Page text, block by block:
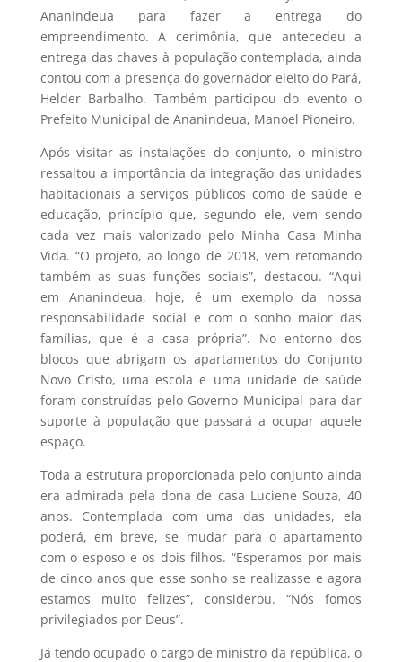
Ananindeua para fazer a entrega do
empreendimento. A cerimônia, que antecedeu a
entrega das chaves à população contemplada, ainda
contou com a presença do governador eleito do Pará,
Helder Barbalho. Também participou do evento o
Prefeito Municipal de Ananindeua, Manoel Pioneiro.
Após visitar as instalações do conjunto, o ministro
ressaltou a importância da integração das unidades
habitacionais a serviços públicos como de saúde e
educação, princípio que, segundo ele, vem sendo
cada vez mais valorizado pelo Minha Casa Minha
Vida. “O projeto, ao longo de 2018, vem retomando
também as suas funções sociais”, destacou. “Aqui
em Ananindeua, hoje, é um exemplo da nossa
responsabilidade social e com o sonho maior das
famílias, que é a casa própria”. No entorno dos
blocos que abrigam os apartamentos do Conjunto
Novo Cristo, uma escola e uma unidade de saúde
foram construídas pelo Governo Municipal para dar
suporte à população que passará a ocupar aquele
espaço.
Toda a estrutura proporcionada pelo conjunto ainda
era admirada pela dona de casa Luciene Souza, 40
anos. Contemplada com uma das unidades, ela
poderá, em breve, se mudar para o apartamento
com o esposo e os dois filhos. “Esperamos por mais
de cinco anos que esse sonho se realizasse e agora
estamos muito felizes”, considerou. “Nós fomos
privilegiados por Deus”.
Já tendo ocupado o cargo de ministro da república, o